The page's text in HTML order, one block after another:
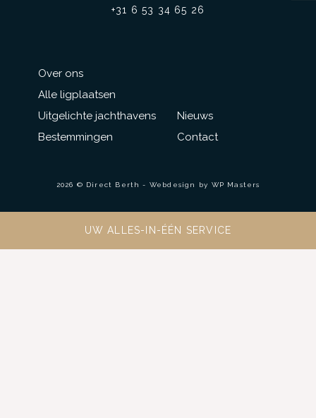
Over ons
Alle ligplaatsen
Uitgelichte jachthavens
Bestemmingen
+31 6 53 34 65 26
Nieuws
Contact
2026 © Direct Berth - Webdesign by WP Masters
UW ALLES-IN-ÉÉN SERVICE